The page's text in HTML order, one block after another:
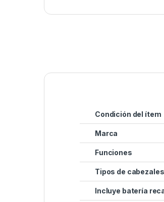
Condición del ítem
Marca
Funciones
Tipos de cabezales
Incluye batería